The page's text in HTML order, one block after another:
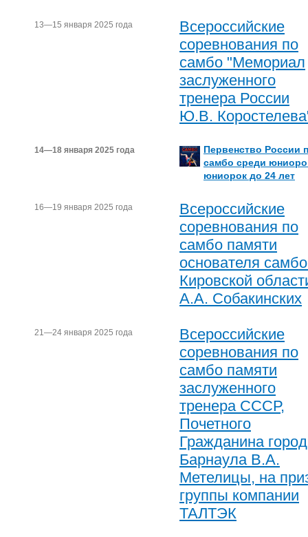
13—15 января 2025 года
Всероссийские
соревнования по
самбо "Мемориал
заслуженного
тренера России
Ю.В.
14—18 января 2025 года
Первенство России
самбо среди
юниорок до 24 лет
16—19 января 2025 года
Всероссийские
соревнования по
самбо памяти
основателя
Кировской
А.А. Собакинских
21—24 января 2025 года
Всероссийские
соревнования по
самбо памяти
заслуженного
тренера СССР,
Почетного
Гражданина
Барнаула В.А.
Метелицы, на
группы компании
ТАЛТЭК